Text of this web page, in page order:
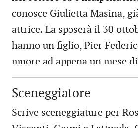
conosce Giulietta Masina,
attrice. La sposerà il 30
hanno un figlio, Pier
muore ad appena un mese
Sceneggiatore
Scrive sceneggiature per